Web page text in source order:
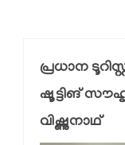
പ്രധാന
ഷൂട്ടിങ്
വിഷ്ണുനാഥ്